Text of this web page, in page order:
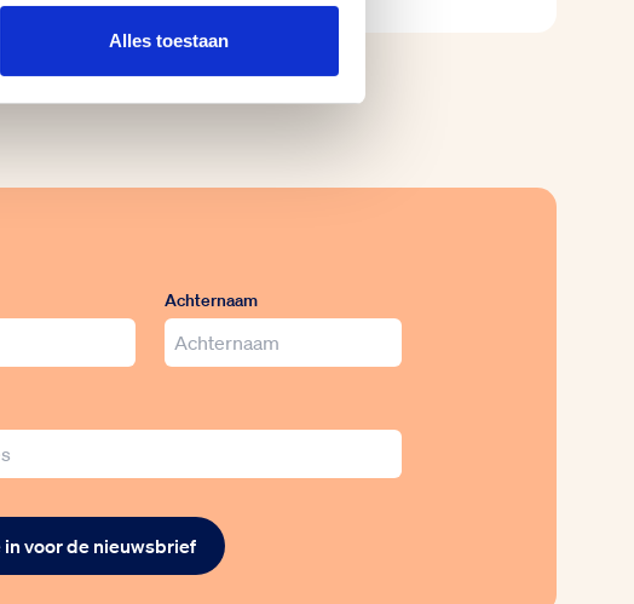
Alles toestaan
Achternaam
in voor de nieuwsbrief